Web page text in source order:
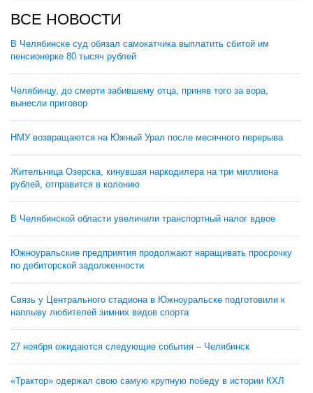
ВСЕ НОВОСТИ
В Челябинске суд обязал самокатчика выплатить сбитой им
пенсионерке 80 тысяч рублей
Челябинцу, до смерти забившему отца, приняв того за вора,
вынесли приговор
НМУ возвращаются на Южный Урал после месячного перерыва
Жительница Озерска, кинувшая наркодилера на три миллиона
рублей, отправится в колонию
В Челябинской области увеличили транспортный налог вдвое
Южноуральские предприятия продолжают наращивать просрочку
по дебиторской задолженности
Связь у Центрального стадиона в Южноуральске подготовили к
наплыву любителей зимних видов спорта
27 ноября ожидаются следующие события – Челябинск
«Трактор» одержал свою самую крупную победу в истории КХЛ